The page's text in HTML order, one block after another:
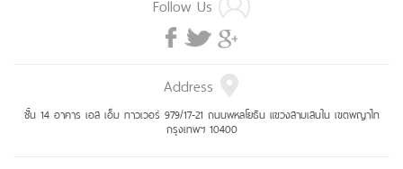
Address
ชั้น 14 อาคาร เอส เอ็ม ทาวเวอร์ 979/17-21 ถนนพหลโยธิน แขวงสามเสนใน เขตพญาไท
กรุงเทพฯ 10400